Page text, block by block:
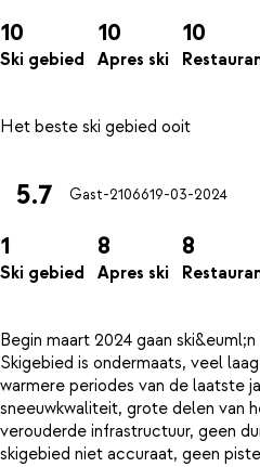
10
Ski gebied
10
Apres ski
10
5.7 Gast-2106619-03-2024
1
Ski gebied
8
Apres ski
8
Begin maart 2024 gaan
Skigebied is ondermaats, veel
warmere periodes van de laatste
sneeuwkwaliteit, grote delen van
verouderde infrastructuur, geen
skigebied niet accuraat, geen